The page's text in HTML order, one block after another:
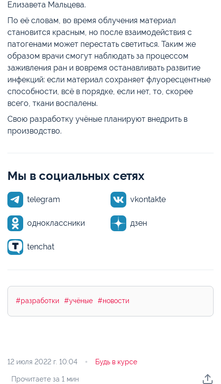
Елизавета Мальцева.
По её словам, во время облучения материал
становится красным, но после взаимодействия с
патогенами может перестать светиться. Таким же
образом врачи смогут наблюдать за процессом
заживления ран и вовремя останавливать развитие
инфекций: если материал сохраняет флуоресцентные
способности, всё в порядке, если нет, то, скорее
всего, ткани воспалены.
Свою разработку учёные планируют внедрить в
производство.
Мы в социальных сетях
telegram vkontakte
одноклассники дзен
tenchat
#разработки #учёные #новости
12 июля 2022 г. 10:04 Будь в курсе
Прочитаете за 1 мин